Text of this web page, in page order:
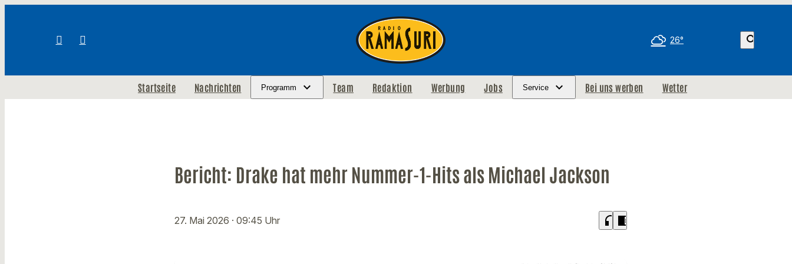
26° search
Startseite Nachrichten Programm Team Redaktion Werbung Jobs Service Bei uns werben Wetter
Bericht: Drake hat mehr Nummer-1-Hits als Michael Jackson
27. Mai 2026 · 09:45 Uhr headphones chrome_reader_mode